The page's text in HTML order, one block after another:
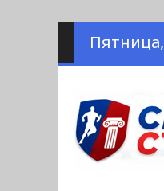
НаверхПятница,